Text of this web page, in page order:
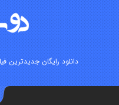
دانلود رایگان جدیدترین